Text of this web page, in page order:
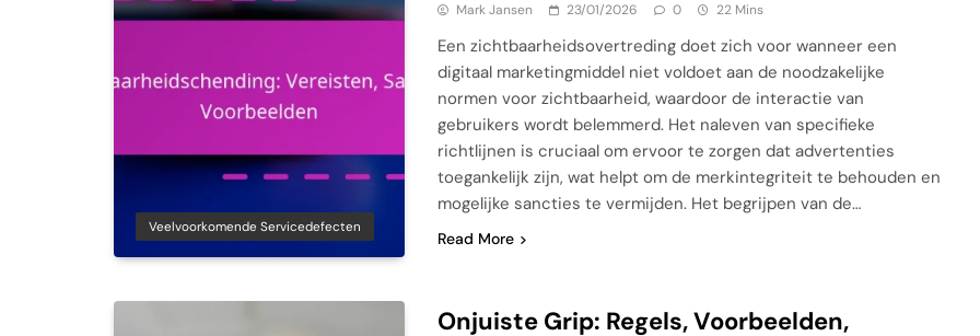
Veelvoorkomende Servicedefecten
Mark Jansen 23/01/2026 0 22 Mins
Een zichtbaarheidsovertreding doet zich voor wanneer een
digitaal marketingmiddel niet voldoet aan de noodzakelijke
normen voor zichtbaarheid, waardoor de interactie van
gebruikers wordt belemmerd. Het naleven van specifieke
richtlijnen is cruciaal om ervoor te zorgen dat advertenties
toegankelijk zijn, wat helpt om de merkintegriteit te behouden en
mogelijke sancties te vermijden. Het begrijpen van de…
Read More
Onjuiste Grip: Regels, Voorbeelden,